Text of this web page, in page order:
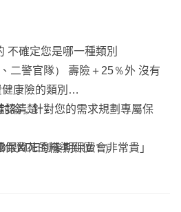
不確定您是哪一種類別
二警官隊） 壽險＋25％外 沒有
康險的類別
認清楚
XDE到後期保費會非常貴」
南山的商品 差異在於 門診手術的
，不在條款上的手術 可以比照相
論，針對您的需求規劃專屬保
保費花的精準到位：）